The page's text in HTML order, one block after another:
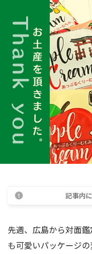
記事内
先週、広島から対面
も可愛いパッケージ